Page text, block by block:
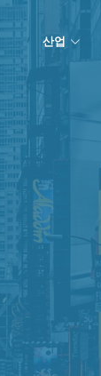
산업